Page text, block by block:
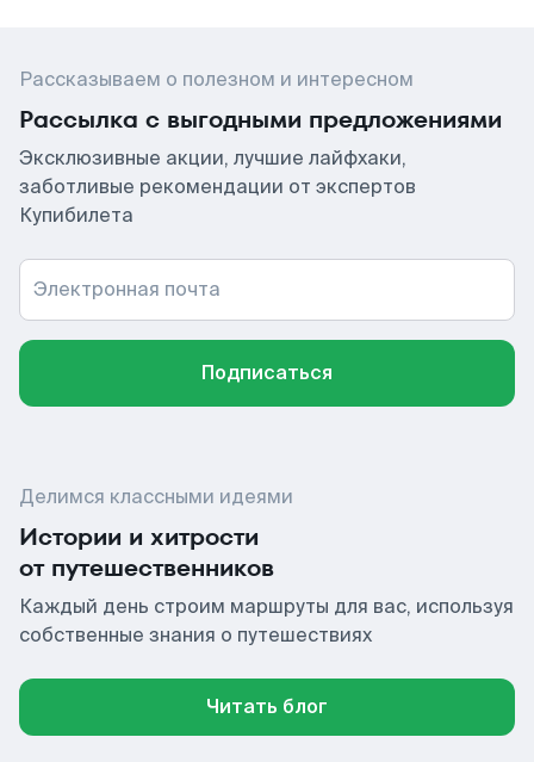
Рассказываем о полезном и интересном
Рассылка с выгодными предложениями
Эксклюзивные акции, лучшие лайфхаки,
заботливые рекомендации от экспертов
Купибилета
Электронная почта
Подписаться
Делимся классными идеями
Истории и хитрости
от путешественников
Каждый день строим маршруты для вас, используя
собственные знания о путешествиях
Читать блог